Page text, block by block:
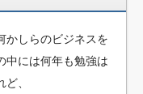
かしらのビジネスを
中には何年も勉強は
、